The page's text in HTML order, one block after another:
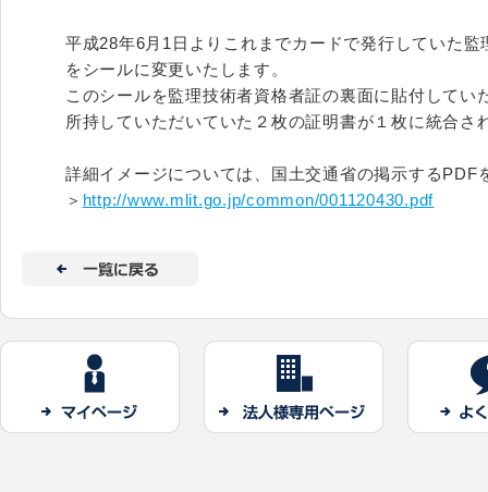
平成28年6月1日よりこれまでカードで発行していた監
をシールに変更いたします。
このシールを監理技術者資格者証の裏面に貼付してい
所持していただいていた２枚の証明書が１枚に統合さ
詳細イメージについては、国土交通省の掲示するPDF
＞ http://www.mlit.go.jp/common/001120430.pdf